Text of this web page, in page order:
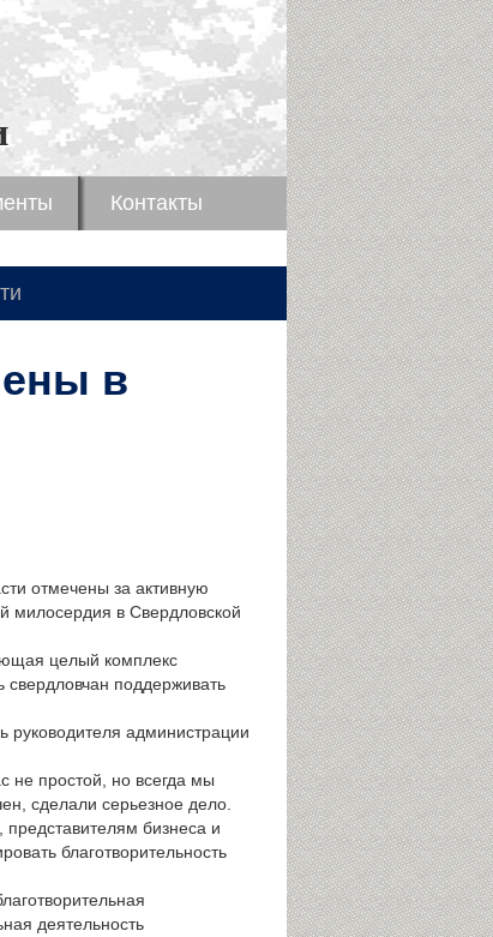
Контакты
в
отмечены за активную
милосердия в Свердловской
целый комплекс
свердловчан поддерживать
руководителя администрации
не простой, но всегда мы
сделали серьезное дело.
бизнеса и
благотворительность
деятельность